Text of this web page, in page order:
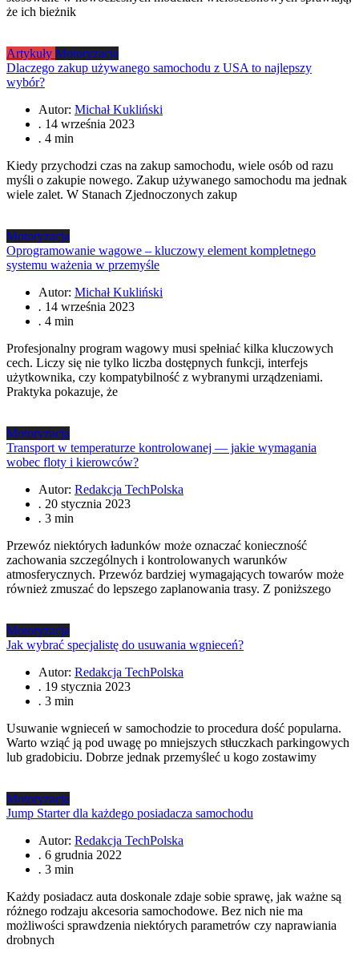
że ich bieżnik
Artykuły Motoryzacja
Dlaczego zakup używanego samochodu z USA to najlepszy
wybór?
Autor: Michał Kukliński
. 14 września 2023
. 4 min
Kiedy przychodzi czas na zakup samochodu, wiele osób od razu
myśli o zakupie nowego. Zakup używanego samochodu ma jednak
wiele zalet. W Stanach Zjednoczonych zakup
Motoryzacja
Oprogramowanie wagowe – kluczowy element kompletnego
systemu ważenia w przemyśle
Autor: Michał Kukliński
. 14 września 2023
. 4 min
Profesjonalny program wagowy musi spełniać kilka kluczowych
cech. Liczy się nie tylko liczba dostępnych funkcji, interfejs
użytkownika, czy kompatybilność z wybranymi urządzeniami.
Praktyka pokazuje, że
Motoryzacja
Transport w temperaturze kontrolowanej — jakie wymagania
wobec floty i kierowców?
Autor: Redakcja TechPolska
. 20 stycznia 2023
. 3 min
Przewóz niektórych ładunków może oznaczać konieczność
zachowania szczególnych i kontrolowanych warunków
atmosferycznych. Przewóz bardziej wymagających towarów może
również zmuszać do lepszego zaplanowania trasy. Z poniższego
Motoryzacja
Jak wybrać specjalistę do usuwania wgnieceń?
Autor: Redakcja TechPolska
. 19 stycznia 2023
. 3 min
Usuwanie wgnieceń w samochodzie to procedura dość popularna.
Warto wziąć ją pod uwagę po mniejszych stłuczkach parkingowych
lub gradobiciu. Dobrze jednak przemyśleć u kogo zostawimy
Motoryzacja
Jump Starter dla każdego posiadacza samochodu
Autor: Redakcja TechPolska
. 6 grudnia 2022
. 3 min
Każdy posiadacz auta doskonale zdaje sobie sprawę, jak ważne są
różnego rodzaju akcesoria samochodowe. Bez nich nie ma
możliwości sprawdzenia niektórych parametrów czy naprawiania
drobnych